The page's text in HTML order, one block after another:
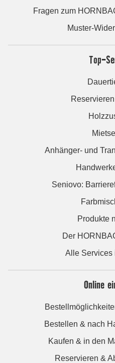
Fragen zum
Muster-
Top-
Anhänger- und
Seniovo:
Produkte
Der
Alle Services
Online
Bestellen & nach
Kaufen & in den
Reservieren &